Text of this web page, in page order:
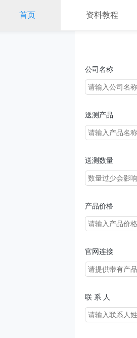
首页 资料教程
公司名称
送测产品
送测数量
产品价格
官网连接
联 系 人